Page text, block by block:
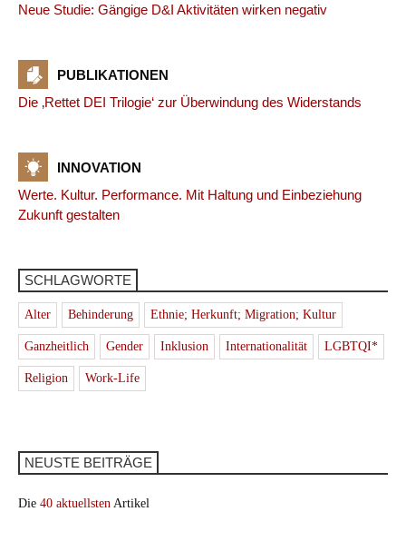
Neue Studie: Gängige D&I Aktivitäten wirken negativ
PUBLIKATIONEN
Die ‚Rettet DEI Trilogie‘ zur Überwindung des Widerstands
INNOVATION
Werte. Kultur. Performance. Mit Haltung und Einbeziehung
Zukunft gestalten
SCHLAGWORTE
Alter Behinderung Ethnie; Herkunft; Migration; Kultur
Ganzheitlich Gender Inklusion Internationalität LGBTQI*
Religion Work-Life
NEUSTE BEITRÄGE
Die 40 aktuellsten Artikel